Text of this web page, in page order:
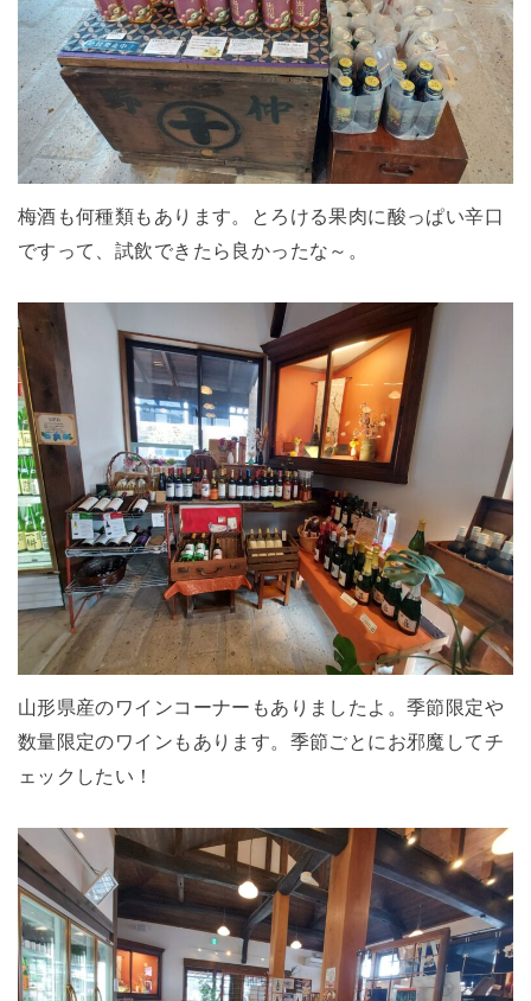
梅酒も何種類もあります。とろける果肉に酸っぱい辛口
ですって、試飲できたら良かったな～。
山形県産のワインコーナーもありましたよ。季節限定や
数量限定のワインもあります。季節ごとにお邪魔してチ
ェックしたい！